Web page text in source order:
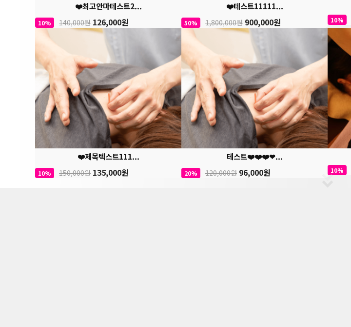
❤️최고안마테스트2...
10% 140,000원 126,000원
❤️테스트11111...
50% 1,800,000원 900,000원 10%
❤️제목텍스트111...
10% 150,000원 135,000원
테스트❤️❤️❤️❤...
20% 120,000원 96,000원 10%